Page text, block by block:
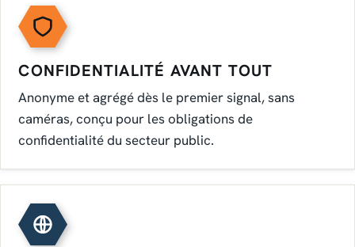
CONFIDENTIALITÉ AVANT TOUT
Anonyme et agrégé dès le premier signal, sans
caméras, conçu pour les obligations de
confidentialité du secteur public.